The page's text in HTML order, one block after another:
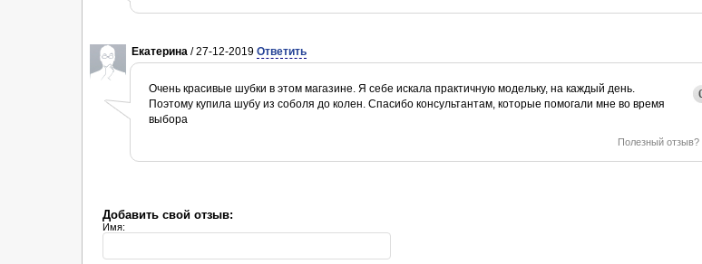
Екатерина / 27-12-2019 Ответить
Очень красивые шубки в этом магазине. Я себе искала практичную модельку, на каждый день.
Поэтому купила шубу из соболя до колен. Спасибо консультантам, которые помогали мне во время
выбора
Полезный отзыв?
Добавить свой отзыв:
Имя: